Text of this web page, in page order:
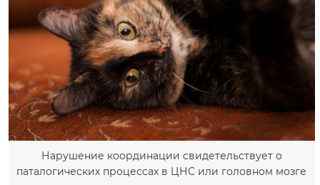
Нарушение координации свидетельствует о
паталогических процессах в ЦНС или головном мозге